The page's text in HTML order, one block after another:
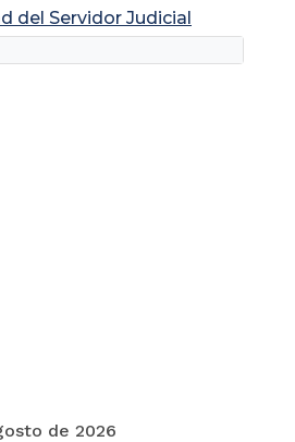
del Servidor Judicial
de 2026